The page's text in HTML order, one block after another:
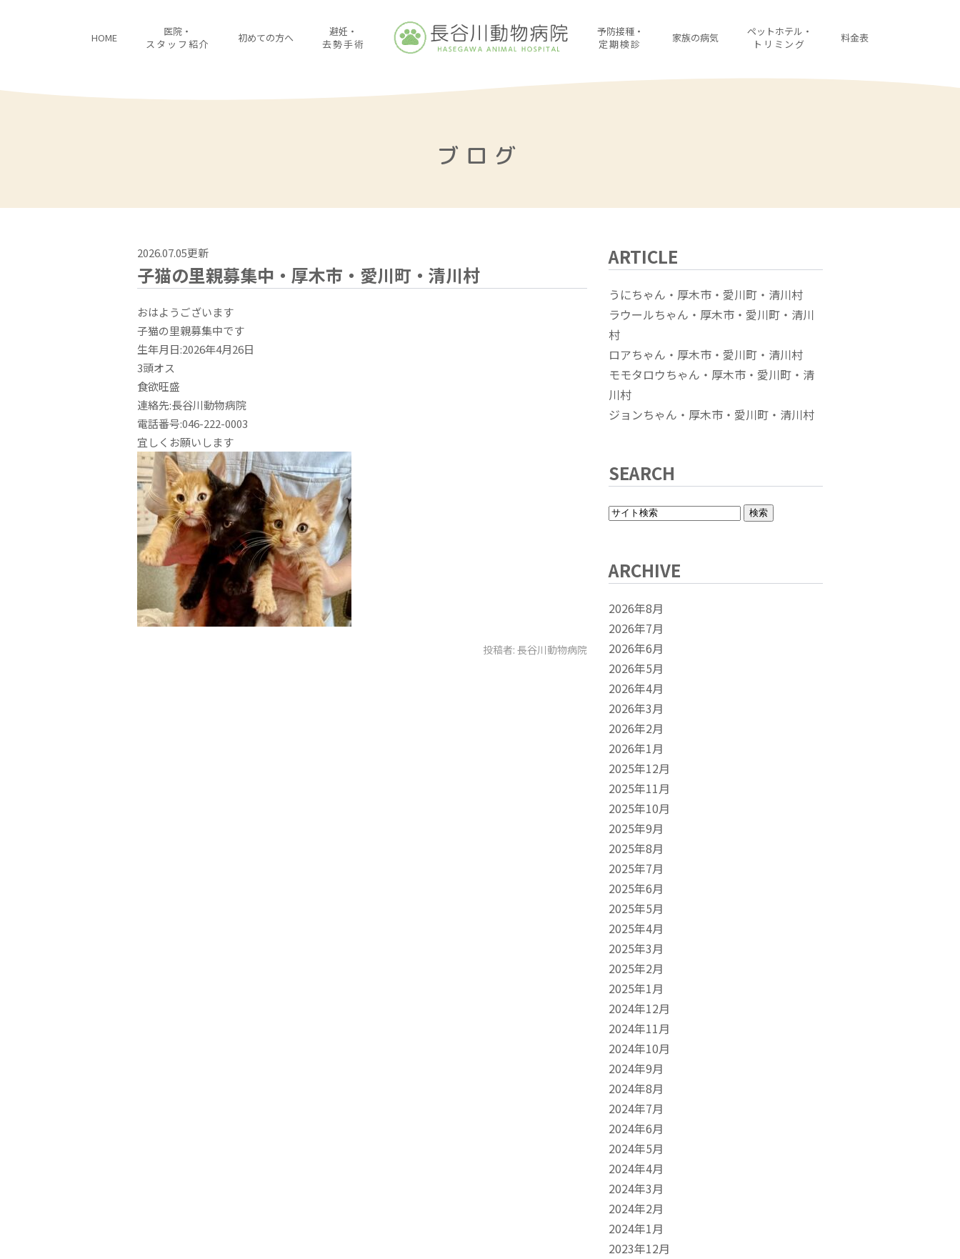
HOME
医院・
スタッフ紹介
初めての方へ
避妊・
去勢手術
予防接種・
定期検診
家族の病気
ペットホテル・
トリミング
料金表
ブログ
2026.07.05更新
子猫の里親募集中・厚木市・愛川町・清川村
おはようございます
子猫の里親募集中です
生年月日:2026年4月26日
3頭オス
食欲旺盛
連絡先:長谷川動物病院
電話番号:046-222-0003
宜しくお願いします
投稿者: 長谷川動物病院
ARTICLE
うにちゃん・厚木市・愛川町・清川村
ラウールちゃん・厚木市・愛川町・清川
村
ロアちゃん・厚木市・愛川町・清川村
モモタロウちゃん・厚木市・愛川町・清
川村
ジョンちゃん・厚木市・愛川町・清川村
SEARCH
ARCHIVE
2026年8月
2026年7月
2026年6月
2026年5月
2026年4月
2026年3月
2026年2月
2026年1月
2025年12月
2025年11月
2025年10月
2025年9月
2025年8月
2025年7月
2025年6月
2025年5月
2025年4月
2025年3月
2025年2月
2025年1月
2024年12月
2024年11月
2024年10月
2024年9月
2024年8月
2024年7月
2024年6月
2024年5月
2024年4月
2024年3月
2024年2月
2024年1月
2023年12月